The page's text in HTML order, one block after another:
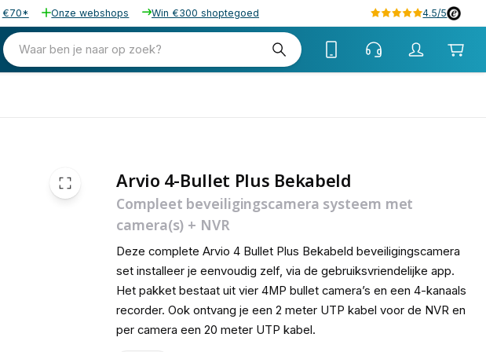
€70* Onze webshops Win €300 shoptegoed 4.5/5
Waar ben je naar op zoek?
Arvio 4-Bullet Plus Bekabeld
Compleet beveiligingscamera systeem met
camera(s) + NVR
Deze complete Arvio 4 Bullet Plus Bekabeld beveiligingscamera
set installeer je eenvoudig zelf, via de gebruiksvriendelijke app.
Het pakket bestaat uit vier 4MP bullet camera’s en een 4-kanaals
recorder. Ook ontvang je een 2 meter UTP kabel voor de NVR en
per camera een 20 meter UTP kabel.